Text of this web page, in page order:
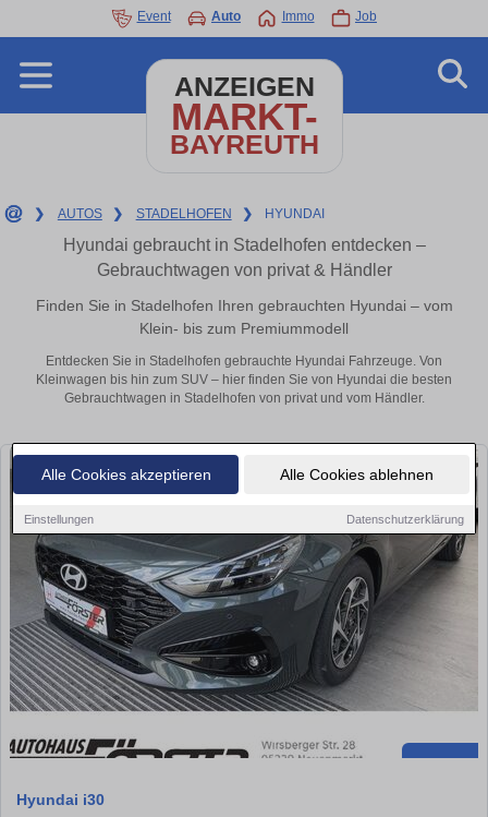
Alle Cookies akzeptieren Alle Cookies ablehnen
Einstellungen Datenschutzerklärung
Event Auto Immo Job
ANZEIGEN
MARKT-
BAYREUTH
❯ AUTOS ❯ STADELHOFEN ❯ HYUNDAI
Hyundai gebraucht in Stadelhofen entdecken –
Gebrauchtwagen von privat & Händler
Finden Sie in Stadelhofen Ihren gebrauchten Hyundai – vom
Klein- bis zum Premiummodell
Entdecken Sie in Stadelhofen gebrauchte Hyundai Fahrzeuge. Von
Kleinwagen bis hin zum SUV – hier finden Sie von Hyundai die besten
Gebrauchtwagen in Stadelhofen von privat und vom Händler.
Hyundai i30